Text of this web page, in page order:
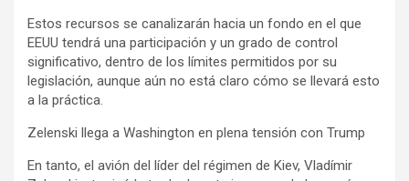
Estos recursos se canalizarán hacia un fondo en el que
EEUU tendrá una participación y un grado de control
significativo, dentro de los límites permitidos por su
legislación, aunque aún no está claro cómo se llevará esto
a la práctica.
Zelenski llega a Washington en plena tensión con Trump
En tanto, el avión del líder del régimen de Kiev, Vladímir